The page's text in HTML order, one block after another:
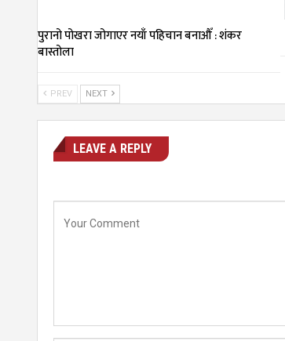
पुरानो पोखरा जोगाएर नयाँ पहिचान बनाऔँ : शंकर
बास्तोला
PREV NEXT
LEAVE A REPLY